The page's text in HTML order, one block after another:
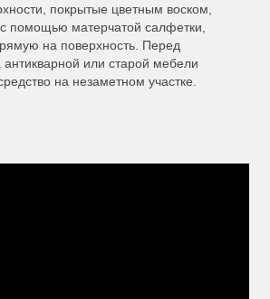
покрытые цветным воском,
помощью матерчатой салфетки,
на поверхность. Перед
или старой мебели
на незаметном участке.